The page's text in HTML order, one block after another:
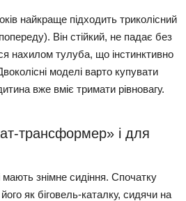
найкраще підходить триколісний
Він стійкий, не падає без
нахилом тулуба, що інстинктивно
моделі варто купувати
вже вміє тримати рівновагу.
трансформер» і для
знімне сидіння. Спочатку
як біговель-каталку, сидячи на